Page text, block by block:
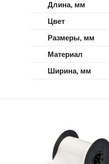
Длина, мм
Цвет
Размеры, мм
Материал
Ширина, мм